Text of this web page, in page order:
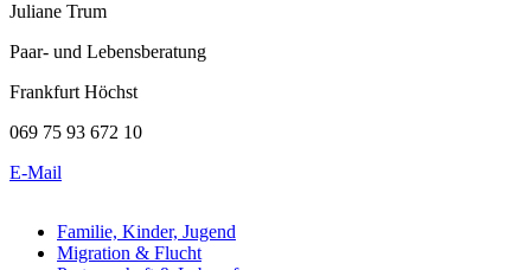
Juliane Trum
Paar- und Lebensberatung
Frankfurt Höchst
069 75 93 672 10
E-Mail
Familie, Kinder, Jugend
Migration & Flucht